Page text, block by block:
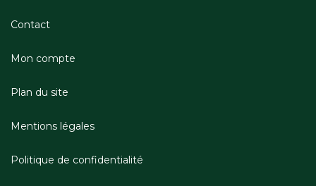
Contact
Mon compte
Plan du site
Mentions légales
Politique de confidentialité